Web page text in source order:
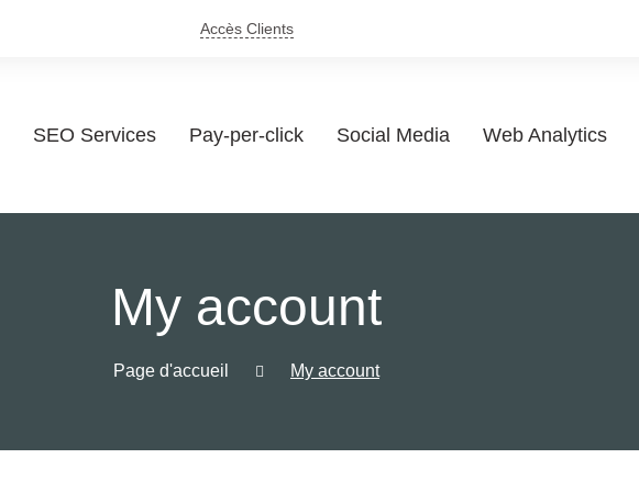
Accès Clients
SEO Services Pay-per-click Social Media Web Analytics
My account
Page d'accueil My account